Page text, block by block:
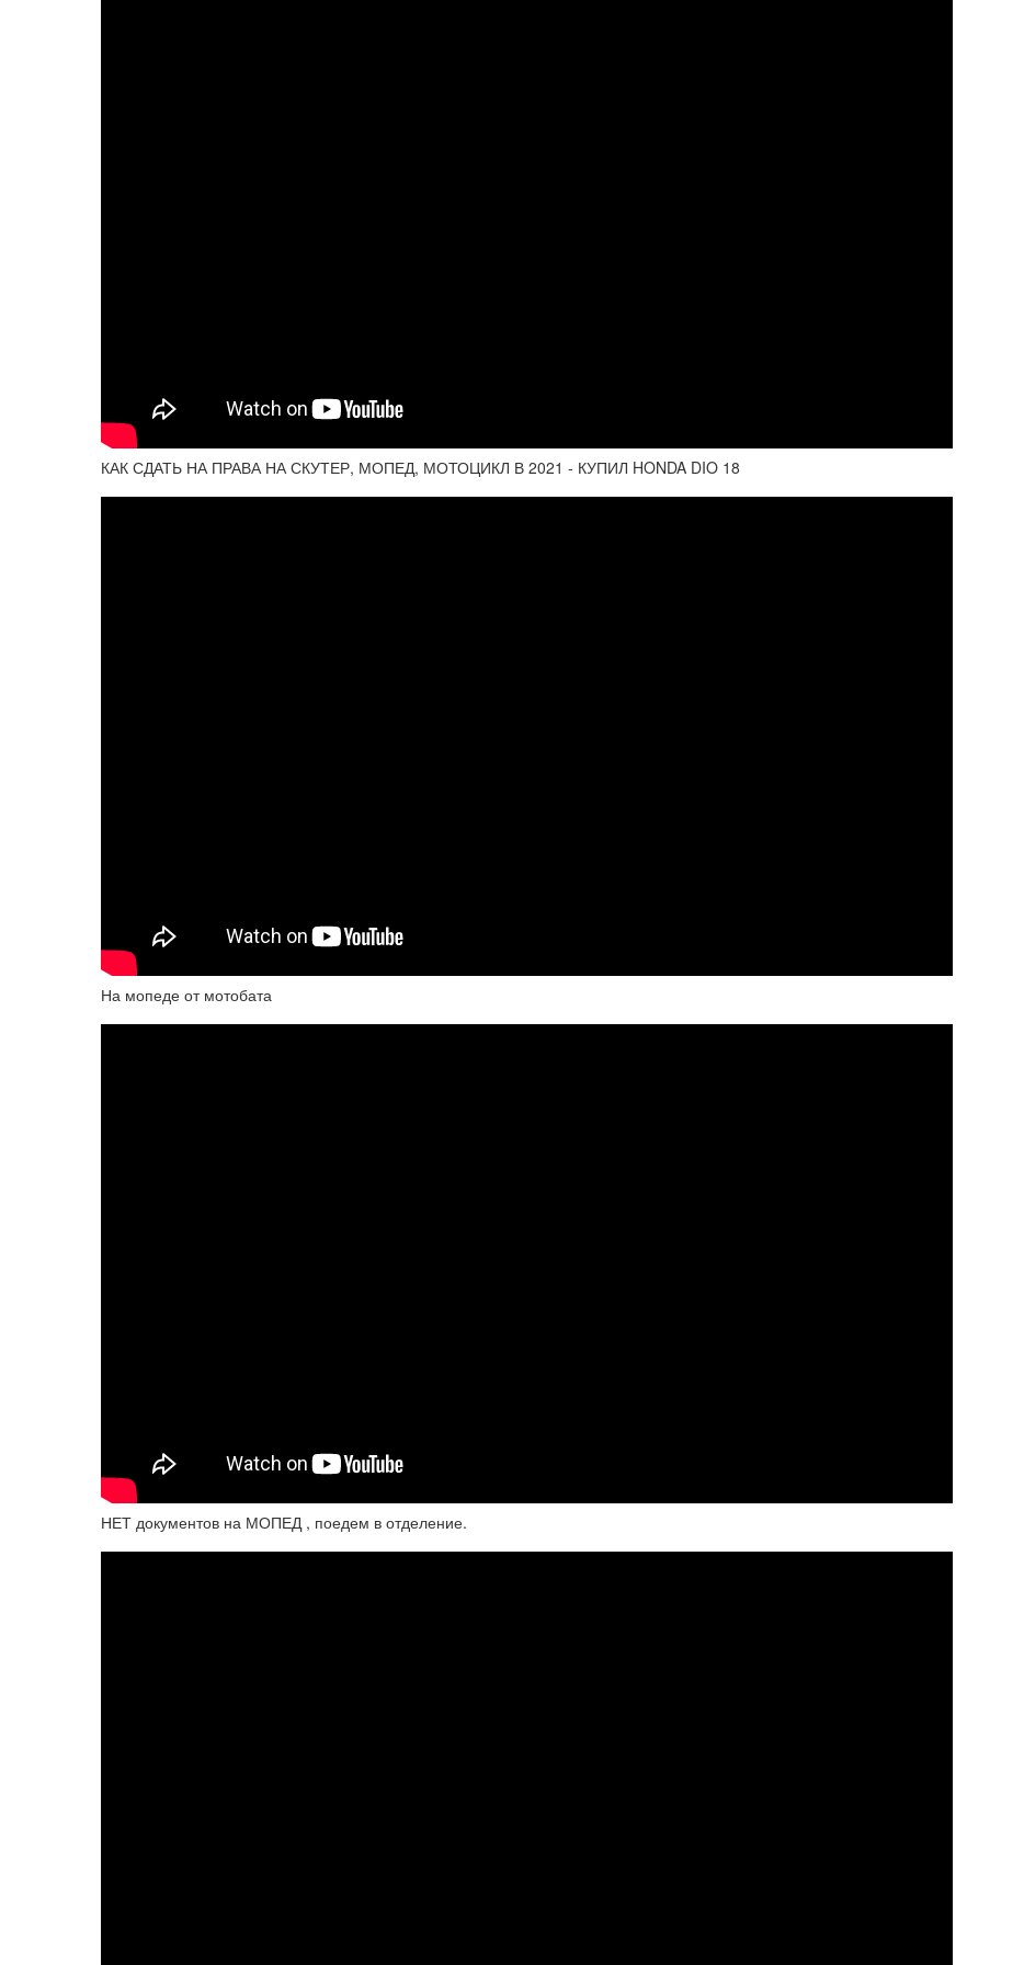
КАК СДАТЬ НА ПРАВА НА СКУТЕР, МОПЕД, МОТОЦИКЛ В 2021 - КУПИЛ HONDA DIO 18
На мопеде от мотобата
НЕТ документов на МОПЕД , поедем в отделение.